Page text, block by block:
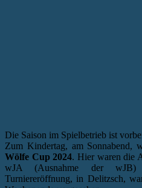
Die Saison im Spielbetrieb ist
Zum Kindertag, am Sonnabend,
Wölfe Cup 2024. Hier waren die
wJA (Ausnahme der
Turniereröffnung, in Delitzsch,